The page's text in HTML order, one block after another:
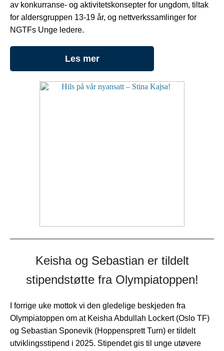
av konkurranse- og aktivitetskonsepter for ungdom, tiltak
for aldersgruppen 13-19 år, og nettverkssamlinger for
NGTFs Unge ledere.
Les mer
Keisha og Sebastian er tildelt
stipendstøtte fra Olympiatoppen!
I forrige uke mottok vi den gledelige beskjeden fra
Olympiatoppen om at Keisha Abdullah Lockert (Oslo TF)
og Sebastian Sponevik (Hoppensprett Turn) er tildelt
utviklingsstipend i 2025. Stipendet gis til unge utøvere